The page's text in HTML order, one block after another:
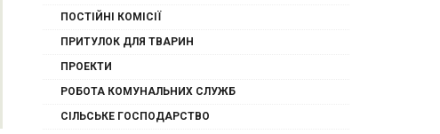
ПОСТІЙНІ КОМІСІЇ
ПРИТУЛОК ДЛЯ ТВАРИН
ПРОЕКТИ
РОБОТА КОМУНАЛЬНИХ СЛУЖБ
СІЛЬСЬКЕ ГОСПОДАРСТВО